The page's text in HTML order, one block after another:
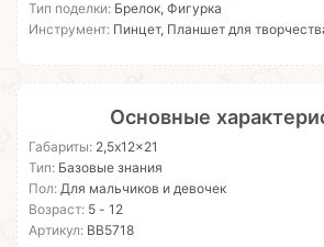
Тип поделки: Брелок, Фигурка
Инструмент: Пинцет, Планшет для
Основные
Габариты: 2,5x12x21
Тип: Базовые знания
Пол: Для мальчиков и девочек
Возраст: 5 - 12
Артикул: ВВ5718